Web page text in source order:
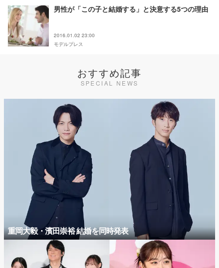
男性が「この子と結婚する」と決意する5つの理由
2016.01.02 23:00
モデルプレス
おすすめ記事
SPECIAL NEWS
重岡大毅・濱田崇裕 結婚を同時発表